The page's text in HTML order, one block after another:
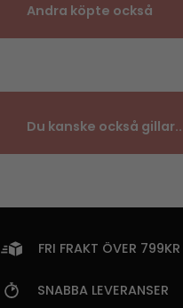
Andra köpte också
Du kanske också gillar..
FRI FRAKT ÖVER 799KR
SNABBA LEVERANSER